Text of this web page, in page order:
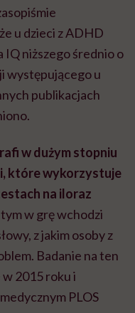
u dzieci z ADHD
niższego średnio o
występującego u
publikacjach
w dużym stopniu
które wykorzystuje
na iloraz
tym w grę wchodzi
z jakim osoby z
Badanie na ten
2015 roku i
PLOS